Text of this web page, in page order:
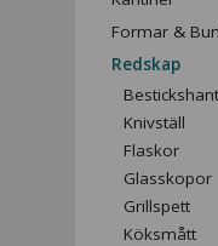
Formar &
Redskap
Knivställ
Flaskor
Glasskopor
Grillspett
Köksmått